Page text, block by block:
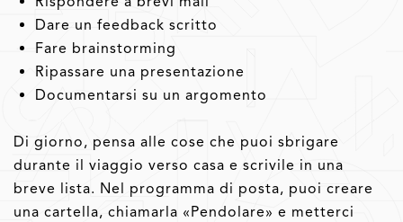
Dare un feedback scritto
Fare brainstorming
Ripassare una presentazione
Documentarsi su un argomento
Di giorno, pensa alle cose che puoi sbrigare
durante il viaggio verso casa e scrivile in una
breve lista. Nel programma di posta, puoi creare
una cartella, chiamarla «Pendolare» e metterci